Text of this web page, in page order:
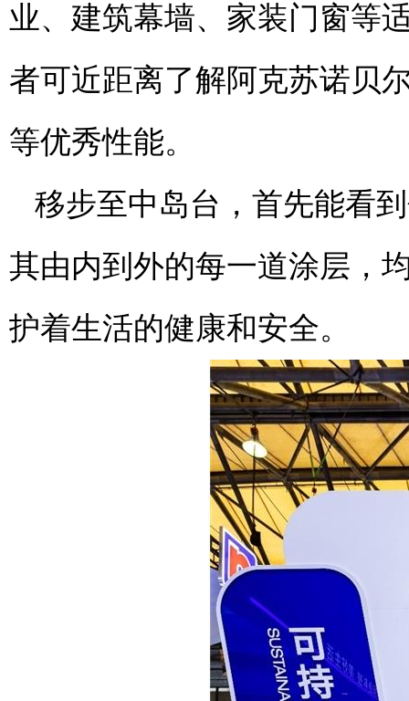
业、建筑幕墙、家装门窗等
者可近距离了解阿克苏诺贝
等优秀性能。
移步至中岛台，首先能看
其由内到外的每一道涂层，
护着生活的健康和安全。